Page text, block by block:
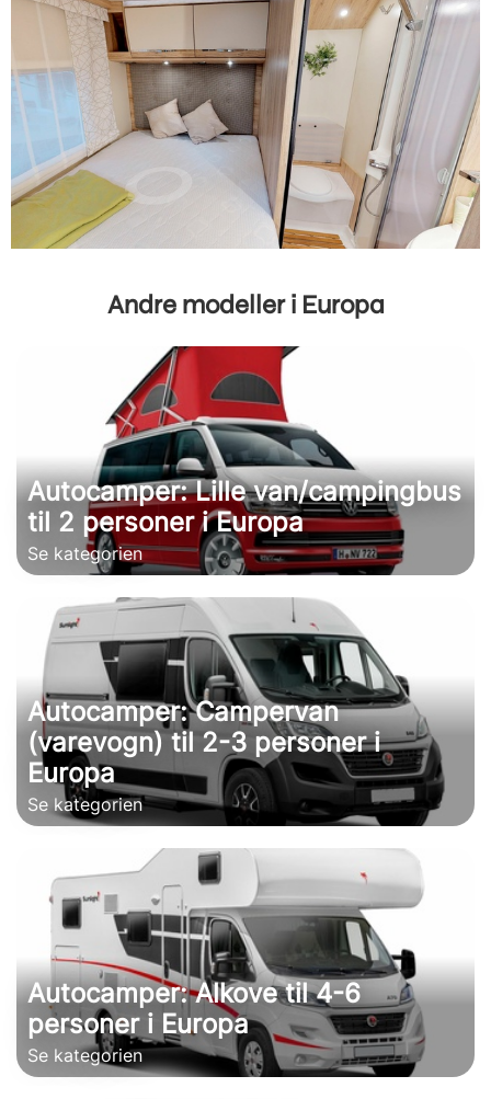
Andre modeller i Europa
Autocamper: Lille van/campingbus
til 2 personer i Europa
Se kategorien
Autocamper: Campervan
(varevogn) til 2-3 personer i
Europa
Se kategorien
Autocamper: Alkove til 4-6
personer i Europa
Se kategorien